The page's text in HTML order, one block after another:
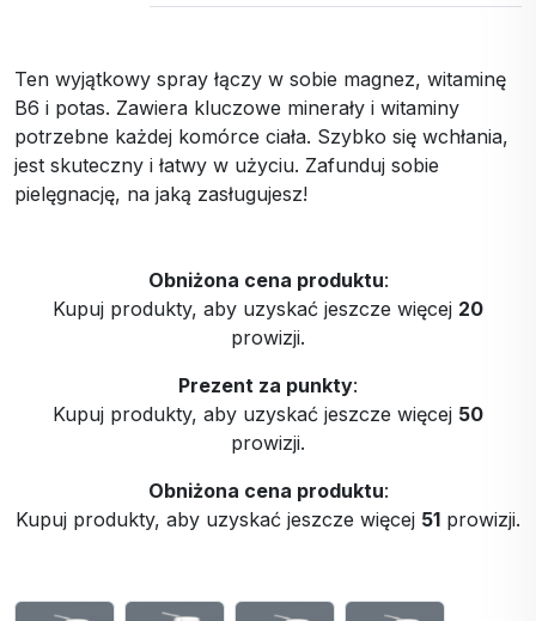
Ten wyjątkowy spray łączy w sobie magnez, witaminę
B6 i potas. Zawiera kluczowe minerały i witaminy
potrzebne każdej komórce ciała. Szybko się wchłania,
jest skuteczny i łatwy w użyciu. Zafunduj sobie
pielęgnację, na jaką zasługujesz!
Obniżona cena produktu:
Kupuj produkty, aby uzyskać jeszcze więcej 20
prowizji.
Prezent za punkty:
Kupuj produkty, aby uzyskać jeszcze więcej 50
prowizji.
Obniżona cena produktu:
Kupuj produkty, aby uzyskać jeszcze więcej 51 prowizji.